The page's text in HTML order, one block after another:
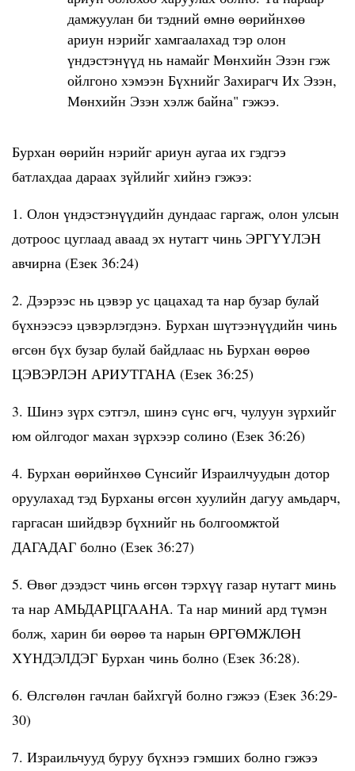
дамжуулан би тэдний өмнө өөрийнхөө
ариун нэрийг хамгаалахад тэр олон
үндэстэнүүд нь намайг Мөнхийн Эзэн гэж
ойлгоно хэмээн Бүхнийг Захирагч Их Эзэн,
Мөнхийн Эзэн хэлж байна" гэжээ.
Бурхан өөрийн нэрийг ариун аугаа их гэдгээ
батлахдаа дараах зүйлийг хийнэ гэжээ:
1. Олон үндэстэнүүдийн дундаас гаргаж, олон улсын
дотроос цуглаад аваад эх нутагт чинь ЭРГҮҮЛЭН
авчирна (Езек 36:24)
2. Дээрээс нь цэвэр ус цацахад та нар бузар булай
бүхнээсээ цэвэрлэгдэнэ. Бурхан шүтээнүүдийн чинь
өгсөн бүх бузар булай байдлаас нь Бурхан өөрөө
ЦЭВЭРЛЭН АРИУТГАНА (Езек 36:25)
3. Шинэ зүрх сэтгэл, шинэ сүнс өгч, чулуун зүрхийг
юм ойлгодог махан зүрхээр солино (Езек 36:26)
4. Бурхан өөрийнхөө Сүнсийг Израилчуудын дотор
оруулахад тэд Бурханы өгсөн хуулийн дагуу амьдарч,
гаргасан шийдвэр бүхнийг нь болгоомжтой
ДАГАДАГ болно (Езек 36:27)
5. Өвөг дээдэст чинь өгсөн тэрхүү газар нутагт минь
та нар АМЬДАРЦГААНА. Та нар миний ард түмэн
болж, харин би өөрөө та нарын ӨРГӨМЖЛӨН
ХҮНДЭЛДЭГ Бурхан чинь болно (Езек 36:28).
6. Өлсгөлөн гачлан байхгүй болно гэжээ (Езек 36:29-
30)
7. Израильчууд буруу бүхнээ гэмших болно гэжээ